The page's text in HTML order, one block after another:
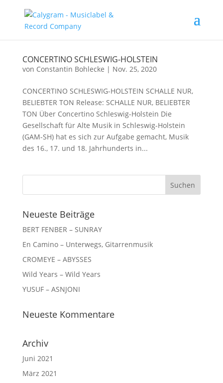
CONCERTINO SCHLESWIG-HOLSTEIN
von Constantin Bohlecke | Nov. 25, 2020
CONCERTINO SCHLESWIG-HOLSTEIN SCHALLE NUR,
BELIEBTER TON Release: SCHALLE NUR, BELIEBTER
TON Über Concertino Schleswig-Holstein Die
Gesellschaft für Alte Musik in Schleswig-Holstein
(GAM-SH) hat es sich zur Aufgabe gemacht, Musik
des 16., 17. und 18. Jahrhunderts in...
Neueste Beiträge
BERT FENBER – SUNRAY
En Camino – Unterwegs, Gitarrenmusik
CROMEYE – ABYSSES
Wild Years – Wild Years
YUSUF – ASNJONI
Neueste Kommentare
Archiv
Juni 2021
März 2021